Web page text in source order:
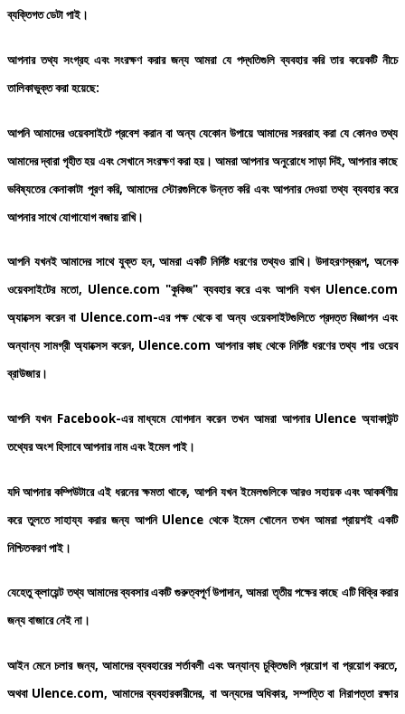
ব্যক্তিগতডেটাপাই।
আপনার তথ্য সংগ্রহ এবং সংরক্ষণ করার জন্য আমরা যে পদ্ধতিগুলি ব্যবহার করি তার কয়েকটি নীচে
তালিকাভুক্তকরাহয়েছে:
আপনি আমাদের ওয়েবসাইটে প্রবেশ করান বা অন্য যেকোন উপায়ে আমাদের সরবরাহ করা যে কোনও তথ্য
আমাদেরদ্বারাগৃহীতহয়এবংসেখানেসংরক্ষণকরাহয়। আমরাআপনারঅনুরোধেসাড়াদিই, আপনারকাছে
ভবিষ্যতের কেনাকাটা পূরণ করি,আমাদের স্টোরগুলিকে উন্নত করি এবং আপনার দেওয়া তথ্য ব্যবহার করে
আপনারসাথেযোগাযোগবজায়রাখি।
আপনি যখনই আমাদের সাথে যুক্ত হন,আমরা একটি নির্দিষ্ট ধরণের তথ্যও রাখি। উদাহরণস্বরূপ,অনেক
ওয়েবসাইটের মতো, Ulence.com "কুকিজ"ব্যবহার করে এবং আপনি যখনUlence.com
অ্যাক্সেস করেন বা Ulence.com-এর পক্ষ থেকে বা অন্য ওয়েবসাইটগুলিতে প্রদত্ত বিজ্ঞাপন এবং
অন্যান্য সামগ্রী অ্যাক্সেস করেন, Ulence.com আপনার কাছ থেকে নির্দিষ্ট ধরণের তথ্য পায় ওয়েব
ব্রাউজার।
আপনি যখনFacebook-এর মাধ্যমে যোগদান করেন তখন আমরা আপনারUlenceঅ্যাকাউন্ট
তথ্যেরঅংশহিসাবেআপনারনামএবংইমেলপাই।
যদি আপনার কম্পিউটারে এই ধরনের ক্ষমতা থাকে, আপনি যখন ইমেলগুলিকে আরও সহায়ক এবং আকর্ষণীয়
করে তুলতে সাহায্য করার জন্য আপনিUlence থেকে ইমেল খোলেন তখন আমরা প্রায়শই একটি
নিশ্চিতকরণপাই।
যেহেতুক্লায়েন্টতথ্যআমাদেরব্যবসারএকটিগুরুত্বপূর্ণউপাদান,আমরা তৃতীয়পক্ষেরকাছে এটিবিক্রিকরার
জন্যবাজারেনেই না।
আইন মেনে চলার জন্য, আমাদের ব্যবহারের শর্তাবলী এবং অন্যান্য চুক্তিগুলি প্রয়োগ বা প্রয়োগ করতে,
অথবা Ulence.com, আমাদের ব্যবহারকারীদের, বা অন্যদের অধিকার, সম্পত্তি বা নিরাপত্তা রক্ষার